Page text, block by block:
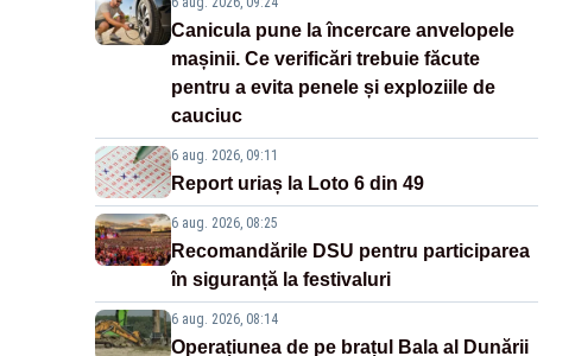
Canicula pune la încercare anvelopele
mașinii. Ce verificări trebuie făcute
pentru a evita penele și exploziile de
cauciuc
6 aug. 2026, 09:11
Report uriaș la Loto 6 din 49
6 aug. 2026, 08:25
Recomandările DSU pentru participarea
în siguranță la festivaluri
6 aug. 2026, 08:14
Operațiunea de pe brațul Bala al Dunării